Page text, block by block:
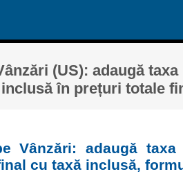
(US): adaugă
în prețuri totale
Vânzări: adaugă
cu taxă inclusă,